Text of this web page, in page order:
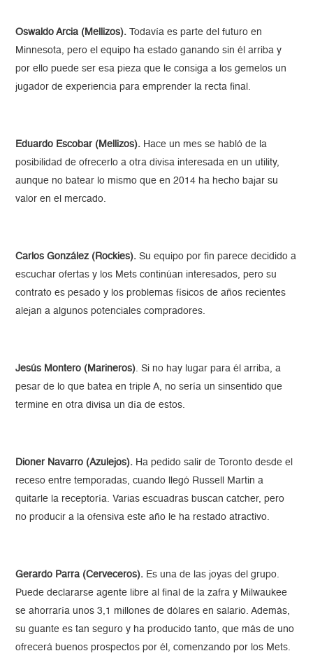
Oswaldo Arcia (Mellizos). Todavía es parte del futuro en
Minnesota, pero el equipo ha estado ganando sin él arriba y
por ello puede ser esa pieza que le consiga a los gemelos un
jugador de experiencia para emprender la recta final.
Eduardo Escobar (Mellizos). Hace un mes se habló de la
posibilidad de ofrecerlo a otra divisa interesada en un utility,
aunque no batear lo mismo que en 2014 ha hecho bajar su
valor en el mercado.
Carlos González (Rockies). Su equipo por fin parece decidido a
escuchar ofertas y los Mets continúan interesados, pero su
contrato es pesado y los problemas físicos de años recientes
alejan a algunos potenciales compradores.
Jesús Montero (Marineros). Si no hay lugar para él arriba, a
pesar de lo que batea en triple A, no sería un sinsentido que
termine en otra divisa un día de estos.
Dioner Navarro (Azulejos). Ha pedido salir de Toronto desde el
receso entre temporadas, cuando llegó Russell Martin a
quitarle la receptoría. Varias escuadras buscan catcher, pero
no producir a la ofensiva este año le ha restado atractivo.
Gerardo Parra (Cerveceros). Es una de las joyas del grupo.
Puede declararse agente libre al final de la zafra y Milwaukee
se ahorraría unos 3,1 millones de dólares en salario. Además,
su guante es tan seguro y ha producido tanto, que más de uno
ofrecerá buenos prospectos por él, comenzando por los Mets.